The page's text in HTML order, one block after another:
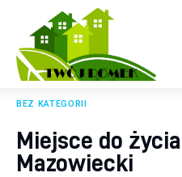
Twój domek
TWOJE ŻYCIE
Ogród
BEZ KATEGORII
Miejsce do
Mazowiecki